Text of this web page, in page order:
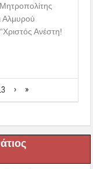
Αλμυρού
Ανέστη!
› »